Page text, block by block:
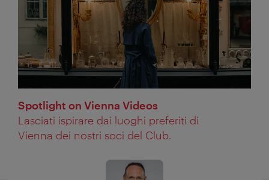
Spotlight on Vienna Videos
Lasciati ispirare dai luoghi preferiti di
Vienna dei nostri soci del Club.